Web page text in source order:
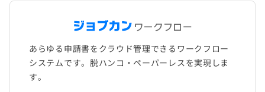
あらゆる申請書をクラウド管理できるワークフロー
システムです。脱ハンコ・ペーパーレスを実現しま
す。